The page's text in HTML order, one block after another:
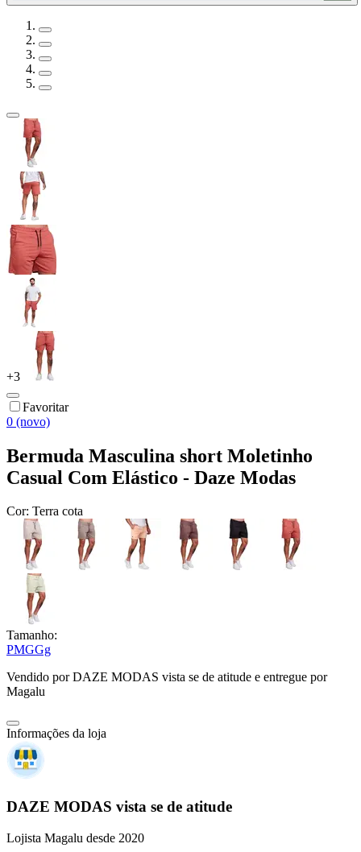
+3
Favoritar
0 (novo)
Bermuda Masculina short Moletinho
Casual Com Elástico - Daze Modas
Cor: Terra cota
Tamanho:
PMGGg
Vendido porDAZE MODAS vista se de atitude e entregue por
Magalu
Informações da loja
DAZE MODAS vista se de atitude
Lojista Magalu desde 2020